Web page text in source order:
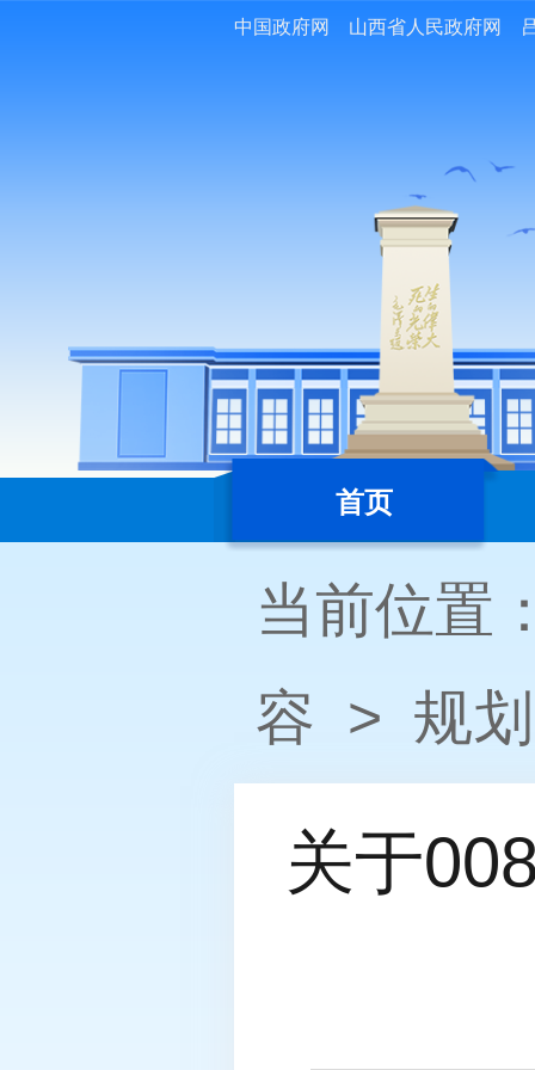
中国政府网 山西省人民政府网
首页
当前位置
容 > 规
关于